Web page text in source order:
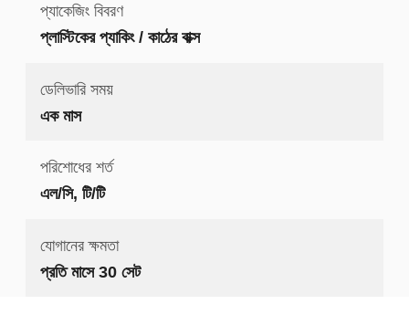
প্যাকেজিং বিবরণ
প্লাস্টিকের প্যাকিং / কাঠের বাক্স
ডেলিভারি সময়
এক মাস
পরিশোধের শর্ত
এল/সি, টি/টি
যোগানের ক্ষমতা
প্রতি মাসে 30 সেট